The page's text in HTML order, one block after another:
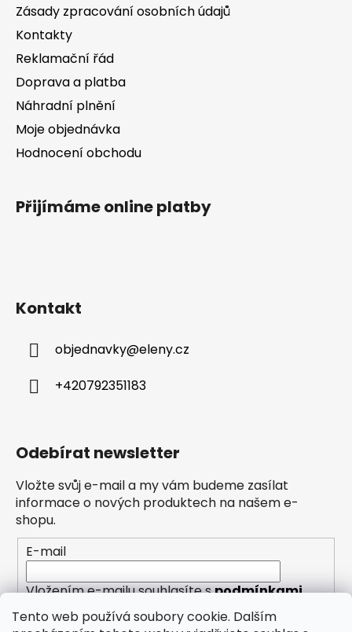
Tento web používá soubory cookie. Dalším
Zásady zpracování osobních údajů
Kontakty
Reklamační řád
Doprava a platba
Náhradní plnění
Moje objednávka
Hodnocení obchodu
Přijímáme online platby
Kontakt
objednavky@eleny.cz
+420792351183
Odebírat newsletter
Vložte svůj e-mail a my vám budeme zasílat
informace o nových produktech na našem e-
shopu.
E-mail
Vložením e-mailu souhlasíte spodmínkami
ochrany osobních údajů